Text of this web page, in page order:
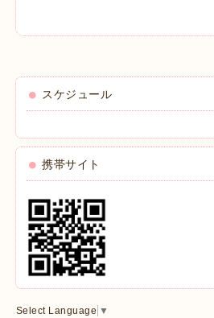
スケジュール
携帯サイト
Select Language ▼